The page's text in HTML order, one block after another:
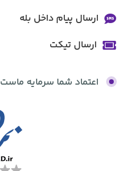
ارسال پیام داخل بله
ارسال تیکت
اعتماد شما سرمایه ماست